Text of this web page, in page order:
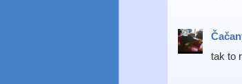
tak to